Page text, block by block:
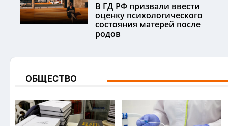
В ГД РФ призвали ввести
оценку психологического
состояния матерей после
родов
ОБЩЕСТВО